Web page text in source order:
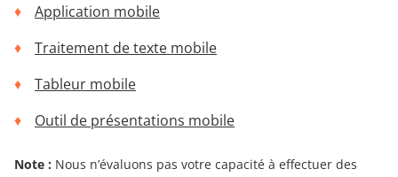
Application mobile
Traitement de texte mobile
Tableur mobile
Outil de présentations mobile
Note : Nous n’évaluons pas votre capacité à effectuer des